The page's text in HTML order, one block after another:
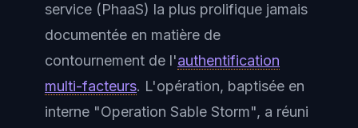
service (PhaaS) la plus prolifique jamais
documentée en matière de
contournement de l'authentification
multi-facteurs. L'opération, baptisée en
interne "Operation Sable Storm", a réuni